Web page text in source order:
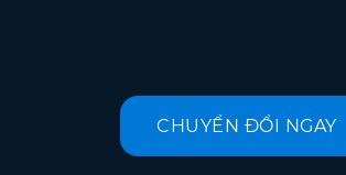
CHUYỂN ĐỔI NGAY